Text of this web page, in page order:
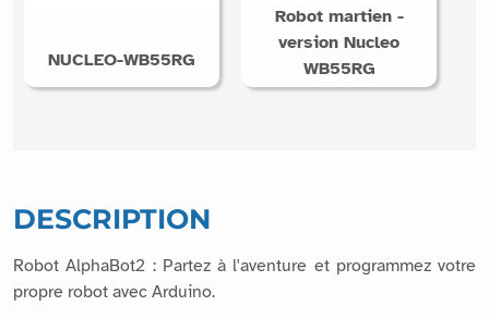
NUCLEO-WB55RG
Robot martien -
version Nucleo
WB55RG
DESCRIPTION
Robot AlphaBot2 : Partez à l'aventure et programmez votre
propre robot avec Arduino.